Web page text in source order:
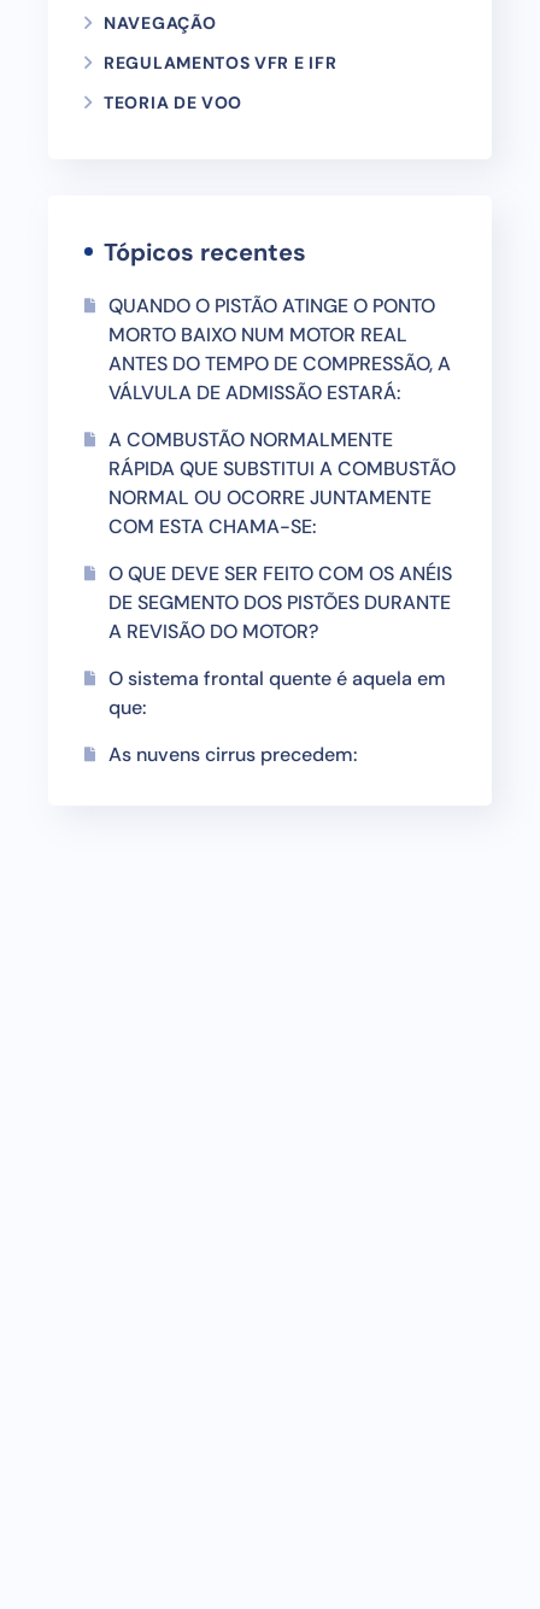
NAVEGAÇÃO
REGULAMENTOS VFR E IFR
TEORIA DE VOO
Tópicos recentes
QUANDO O PISTÃO ATINGE O PONTO
MORTO BAIXO NUM MOTOR REAL
ANTES DO TEMPO DE COMPRESSÃO, A
VÁLVULA DE ADMISSÃO ESTARÁ:
A COMBUSTÃO NORMALMENTE
RÁPIDA QUE SUBSTITUI A COMBUSTÃO
NORMAL OU OCORRE JUNTAMENTE
COM ESTA CHAMA-SE:
O QUE DEVE SER FEITO COM OS ANÉIS
DE SEGMENTO DOS PISTÕES DURANTE
A REVISÃO DO MOTOR?
O sistema frontal quente é aquela em
que:
As nuvens cirrus precedem: